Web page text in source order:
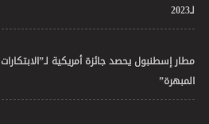
لـ2023
مطار إسطنبول يحصد جائزة أمريكية لـ”الابتكارات
المبهرة”